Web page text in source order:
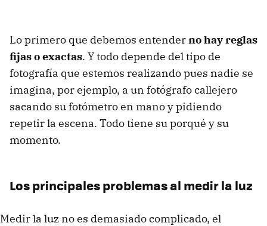
Lo primero que debemos entenderno hay reglas
fijas o exactas. Y todo depende del tipo de
fotografía que estemos realizando pues nadie se
imagina, por ejemplo, a un fotógrafo callejero
sacando su fotómetro en mano y pidiendo
repetir la escena. Todo tiene su porqué y su
momento.
Los principales problemas al medir la luz
Medir la luz no es demasiado complicado, el